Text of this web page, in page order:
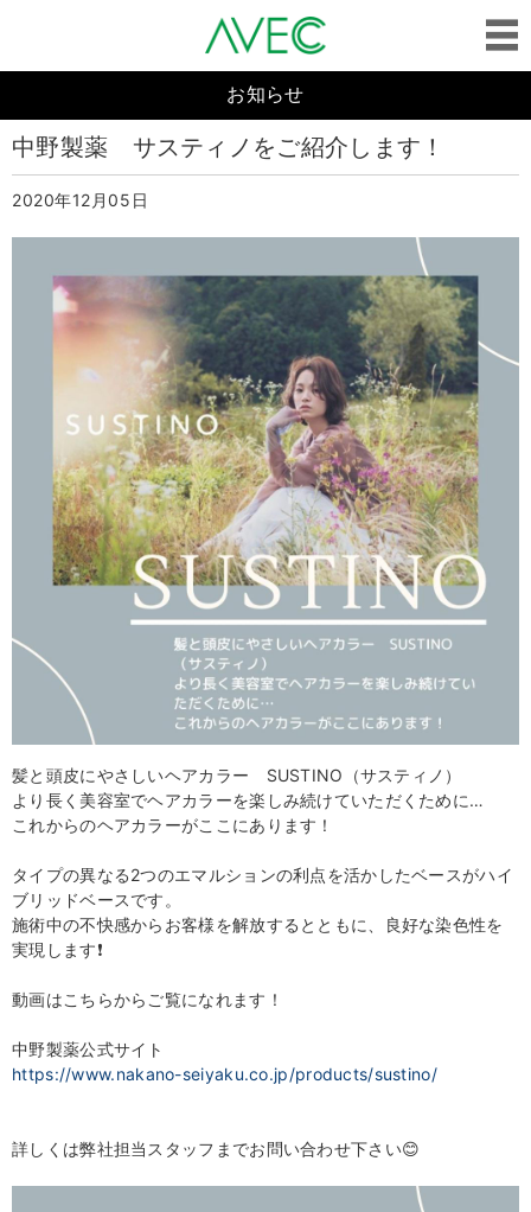
お知らせ
中野製薬 サスティノをご紹介します！
2020年12月05日
髪と頭皮にやさしいヘアカラー SUSTINO（サスティノ）
より長く美容室でヘアカラーを楽しみ続けていただくために…
これからのヘアカラーがここにあります！
タイプの異なる2つのエマルションの利点を活かしたベースがハイ
ブリッドベースです。
施術中の不快感からお客様を解放するとともに、良好な染色性を
実現します❗️
動画はこちらからご覧になれます！
中野製薬公式サイト
https://www.nakano-seiyaku.co.jp/products/sustino/
詳しくは弊社担当スタッフまでお問い合わせ下さい😊